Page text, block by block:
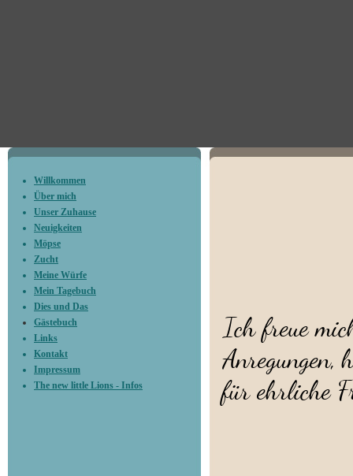
Willkommen
Über mich
Unser Zuhause
Neuigkeiten
Möpse
Zucht
Meine Würfe
Mein Tagebuch
Dies und Das
Gästebuch
Links
Kontakt
Impressum
The new little Lions - Infos
Ich freue
Anregungen,
für ehrliche